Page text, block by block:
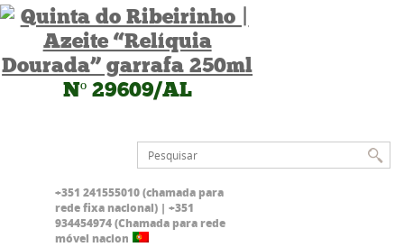
Nº 29609/AL
+351 241555010 (chamada para
rede fixa nacional) | +351
934454974 (Chamada para rede
móvel nacional)